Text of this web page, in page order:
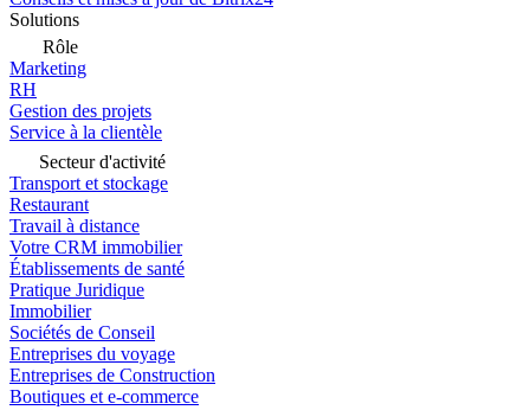
Solutions
Rôle
Marketing
RH
Gestion des projets
Service à la clientèle
Secteur d'activité
Transport et stockage
Restaurant
Travail à distance
Votre CRM immobilier
Établissements de santé
Pratique Juridique
Immobilier
Sociétés de Conseil
Entreprises du voyage
Entreprises de Construction
Boutiques et e-commerce